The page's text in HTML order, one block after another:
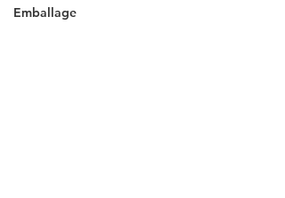
Emballage